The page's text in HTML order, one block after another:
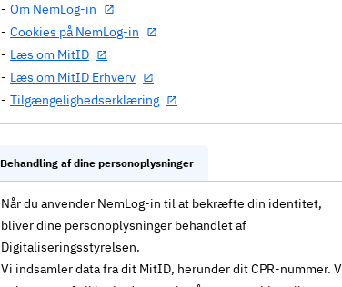
Om NemLog-in
Cookies på NemLog-in
Læs om MitID
Læs om MitID Erhverv
Tilgængelighedserklæring
Behandling af dine personoplysninger
Når du anvender NemLog-in til at bekræfte din identitet,
bliver dine personoplysninger behandlet af
Digitaliseringsstyrelsen.
Vi indsamler data fra dit MitID, herunder dit CPR-nummer.